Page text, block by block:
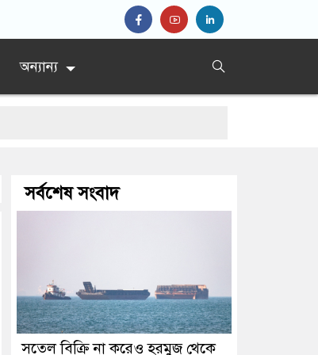
অন্যান্য
সর্বশেষ সংবাদ
সতেল বিক্রি না করেও হরমুজ থেকে